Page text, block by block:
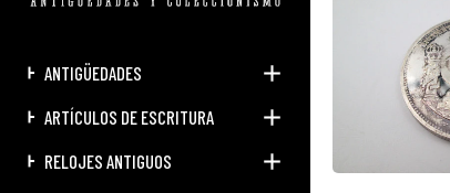
ANTIGÜEDADES
ARTÍCULOS DE ESCRITURA
RELOJES ANTIGUOS